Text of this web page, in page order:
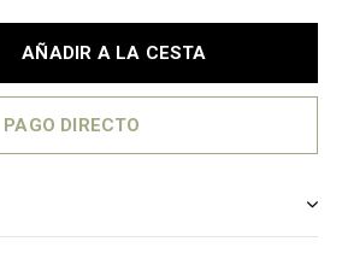
AÑADIR A LA CESTA
PAGO DIRECTO